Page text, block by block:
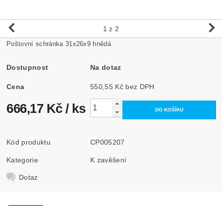
1 z 2
Poštovní schránka 31x26x9 hnědá
Dostupnost Na dotaz
Cena 550,55 Kč bez DPH
666,17 Kč/ ks
Kód produktu CP005207
Kategorie K zavěšení
Dotaz